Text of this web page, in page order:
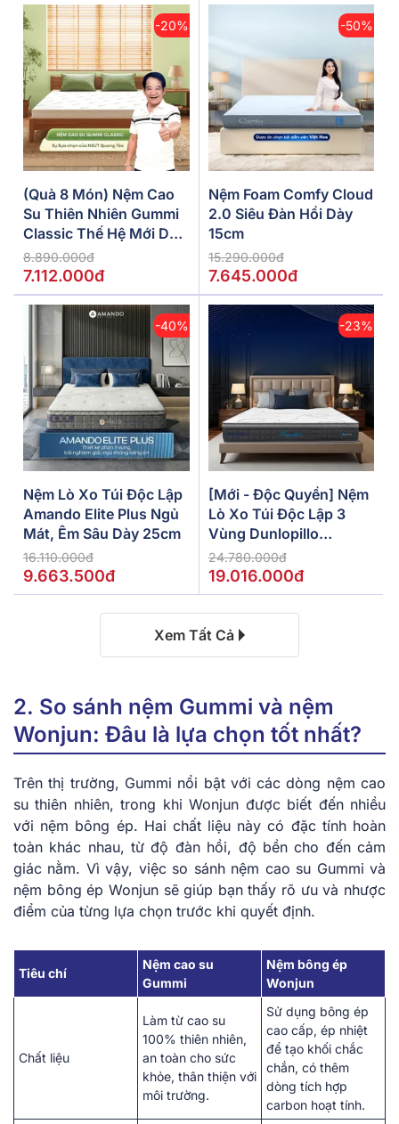
-20%
(Quà 8 Món) Nệm Cao
Su Thiên Nhiên Gummi
Classic Thế Hệ Mới Dày
5/10/15cm
8.890.000đ
7.112.000đ
-50%
Nệm Foam Comfy Cloud
2.0 Siêu Đàn Hồi Dày
15cm
15.290.000đ
7.645.000đ
-40%
Nệm Lò Xo Túi Độc Lập
Amando Elite Plus Ngủ
Mát, Êm Sâu Dày 25cm
16.110.000đ
9.663.500đ
-23%
[Mới - Độc Quyền] Nệm
Lò Xo Túi Độc Lập 3
Vùng Dunlopillo
De.Stress Powerful
24.780.000đ
19.016.000đ
Xem Tất Cả
2. So sánh nệm Gummi và nệm
Wonjun: Đâu là lựa chọn tốt nhất?
Trên thị trường, Gummi nổi bật với các dòng nệm cao
su thiên nhiên, trong khi Wonjun được biết đến nhiều
với nệm bông ép. Hai chất liệu này có đặc tính hoàn
toàn khác nhau, từ độ đàn hồi, độ bền cho đến cảm
giác nằm. Vì vậy, việc so sánh nệm cao su Gummi và
nệm bông ép Wonjun sẽ giúp bạn thấy rõ ưu và nhược
điểm của từng lựa chọn trước khi quyết định.
Tiêu chí
Nệm cao su
Gummi
Nệm bông ép
Wonjun
Chất liệu
Làm từ cao su
100% thiên nhiên,
an toàn cho sức
khỏe, thân thiện với
môi trường.
Sử dụng bông ép
cao cấp, ép nhiệt
để tạo khối chắc
chắn, có thêm
dòng tích hợp
carbon hoạt tính.